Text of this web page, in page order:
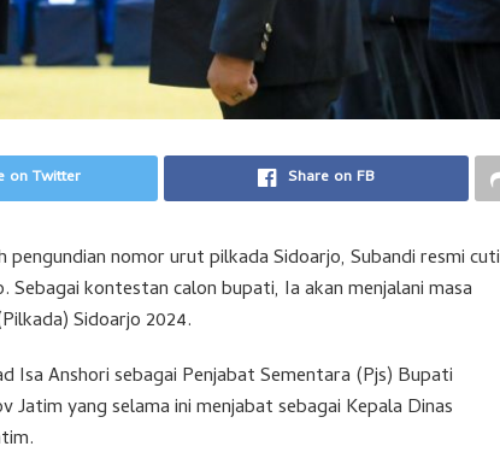
on Twitter Share on FB
pengundian nomor urut pilkada Sidoarjo, Subandi resmi cuti
kontestan calon bupati, Ia akan menjalani masa
Sidoarjo 2024.
Isa Anshori sebagai Penjabat Sementara (Pjs) Bupati
yang selama ini menjabat sebagai Kepala Dinas